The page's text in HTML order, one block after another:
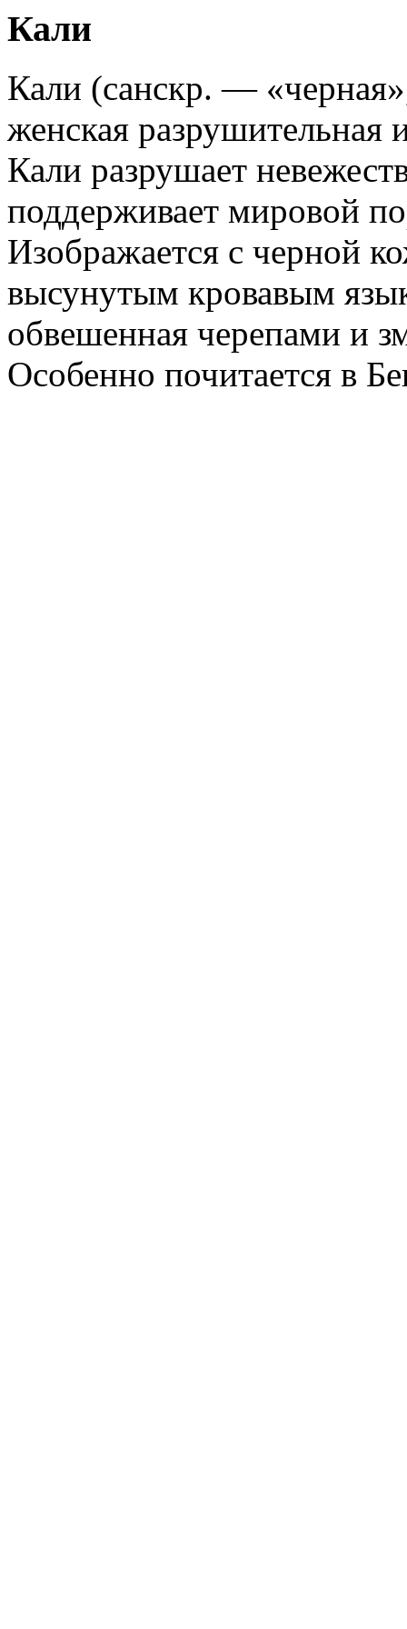
Кали
Кали (санскр. —
женская разрушительная
Кали разрушает
поддерживает мировой
Изображается с черной
высунутым кровавым
обвешенная черепами и
Особенно почитается в